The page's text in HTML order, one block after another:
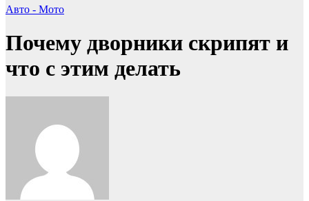
Авто - Мото
Почему дворники скрипят и
что с этим делать